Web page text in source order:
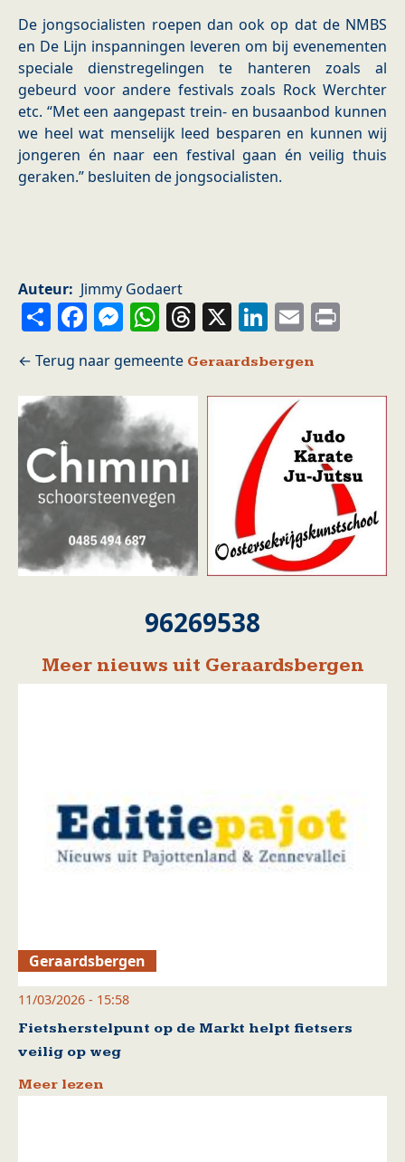
De jongsocialisten roepen dan ook op dat de NMBS
en De Lijn inspanningen leveren om bij evenementen
speciale dienstregelingen te hanteren zoals al
gebeurd voor andere festivals zoals Rock Werchter
etc. “Met een aangepast trein- en busaanbod kunnen
we heel wat menselijk leed besparen en kunnen wij
jongeren én naar een festival gaan én veilig thuis
geraken.” besluiten de jongsocialisten.
Auteur Jimmy Godaert
ShareFacebook
Messenger
WhatsApp
Threads
X LinkedIn
Email
Geraardsbergen
96269538
Meer nieuws uit Geraardsbergen
Geraardsbergen
11/03/2026 - 15:58
Fietsherstelpunt op de Markt helpt fietsers
veilig op weg
Meer lezen